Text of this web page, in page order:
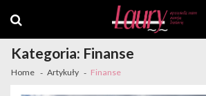
navigation
content
Kategoria: Finanse
Home Artykuły Finanse